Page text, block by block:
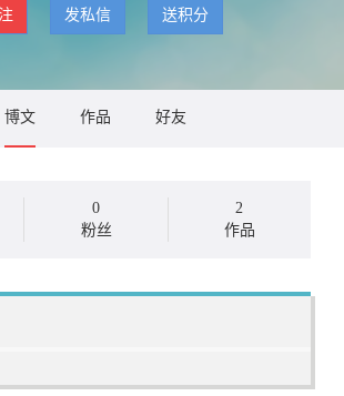
发私信 送积分
博文 作品 好友
0
粉丝
2
作品